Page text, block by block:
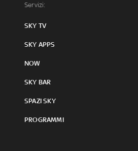
Servizi:
SKY TV
SKY APPS
NOW
SKY BAR
SPAZI SKY
PROGRAMMI